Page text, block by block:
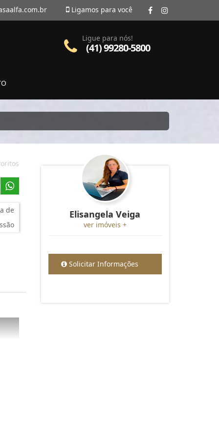
Ligamos para você
Ligue para nós!
(41) 99280-5800
de
Elisangela Veiga
ver imóveis +
Solicitar Informações